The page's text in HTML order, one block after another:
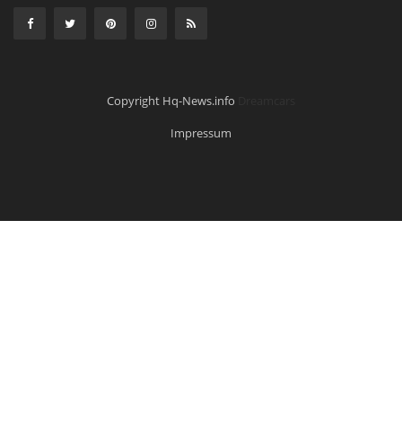
Copyright Hq-News.info
Impressum